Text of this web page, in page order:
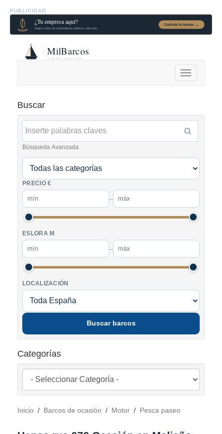
PUBLICIDAD
Alternar
navegación
Buscar
Búsqueda Avanzada
PRECIO €
–
ESLORA M
–
LOCALIZACIÓN
Buscar barcos
Categorías
Inicio / Barcos de ocasión / Motor / Pesca paseo